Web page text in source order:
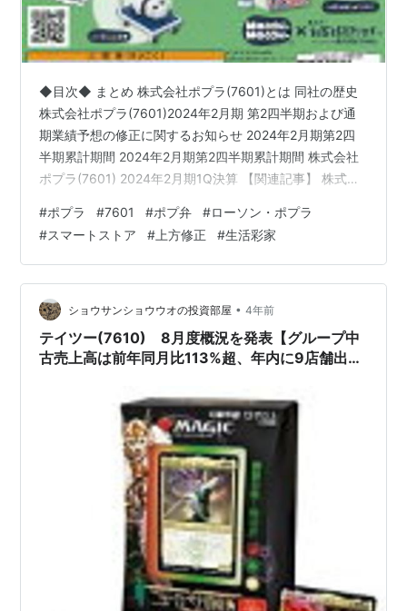
◆目次◆ まとめ 株式会社ポプラ(7601)とは 同社の歴史
株式会社ポプラ(7601)2024年2月期 第2四半期および通
期業績予想の修正に関するお知らせ 2024年2月期第2四
半期累計期間 2024年2月期第2四半期累計期間 株式会社
ポプラ(7601) 2024年2月期1Q決算 【関連記事】 株式会
ローソン・ポプラ事業 その他事業 株式会社ポプラ(7601)
の配当利回り 株式会社ポプラ(7601)の株主優待 ブログを
ご覧頂き、ありがとうございます。 コンビニエンススト
アチェーンのポプラをご存じでしょうか？赤い看板でポ
プ弁を提供して…
#ポプラ #7601 #ポプ弁 #ローソン・ポプラ
#スマートストア # 上方修正 #生活彩家
ショウサンショウウオの投資部屋 • 4年前
テイツー(7610) 8月度概況を発表【グループ中
古売上高は前年同月比113%超、年内に9店舗出店